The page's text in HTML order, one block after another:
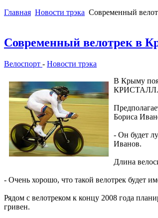
Главная Новости трэка Современный
Современный велотрек в
Велоспорт - Новости трэка
В Крыму
КРИСТАЛЛ.
Бориса
- Он будет
Иванов.
Длина
- Очень хорошо, что такой велотрек будет
Рядом с велотреком к концу 2008 года
гривен.